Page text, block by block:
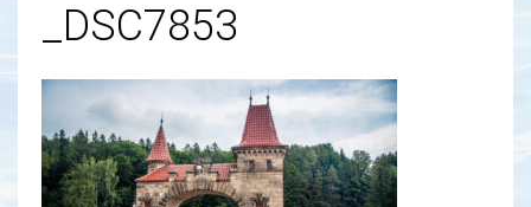
_DSC7853